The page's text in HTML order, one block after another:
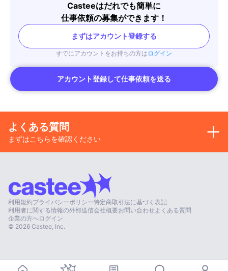
旅行・ホテル・飲食・ファッション・デジタル製品・カルチャー関連のプロ
モーションにも柔軟に対応可能です。
Casteeはだれでも簡単に
仕事依頼の募集ができます！
まずはアカウント登録する
すでにアカウントをお持ちの方は ログイン
アカウント登録して仕事依頼を送る
よくある質問
まずはこちらを確認ください
利用規約プライバシーポリシー特定商取引法に基づく表記
利用者に関する情報の外部送信会社概要お問い合わせ よくある質問
企業の方へログイン
© 2026 Castee, Inc.